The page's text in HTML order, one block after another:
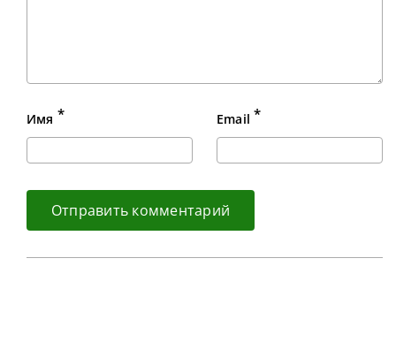
Имя * Email *